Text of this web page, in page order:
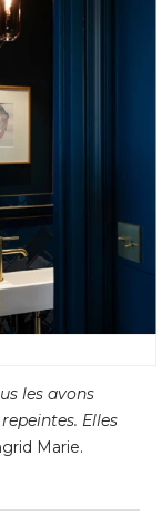
les avons
Elles
Marie.